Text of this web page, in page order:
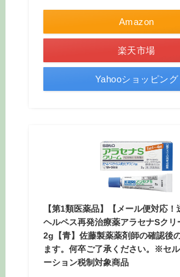
Amazon
楽天市場
Yahooショッピング
【第1類医薬品】【メール便対応！
ヘルペス再発治療薬アラセナSク
2g【青】佐藤製薬薬剤師の確認後
ます。何卒ご了承ください。※セ
ーション税制対象商品